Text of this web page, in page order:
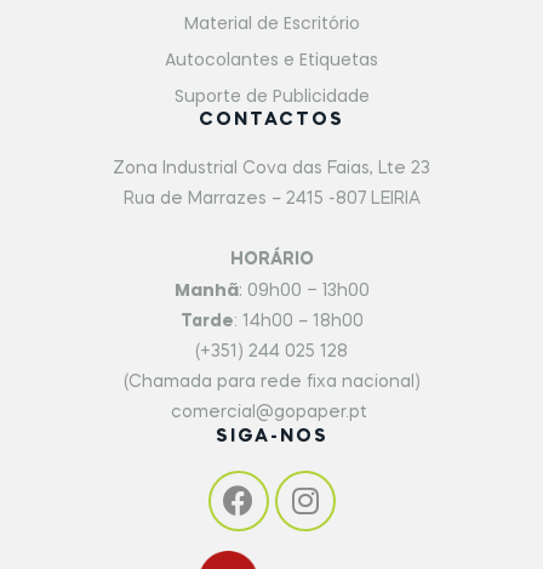
Material de Escritório
Autocolantes e Etiquetas
Suporte de Publicidade
CONTACTOS
Zona Industrial Cova das Faias, Lte 23
Rua de Marrazes – 2415 -807 LEIRIA
HORÁRIO
Manhã: 09h00 – 13h00
Tarde: 14h00 – 18h00
(+351) 244 025 128
(Chamada para rede fixa nacional)
comercial@gopaper.pt
SIGA-NOS